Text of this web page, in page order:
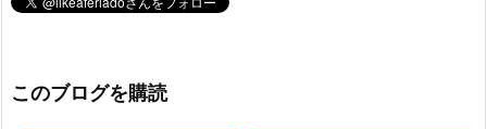
このブログを購読